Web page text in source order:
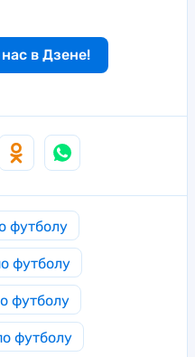
в Дзене!
футболу
футболу
футболу
футболу